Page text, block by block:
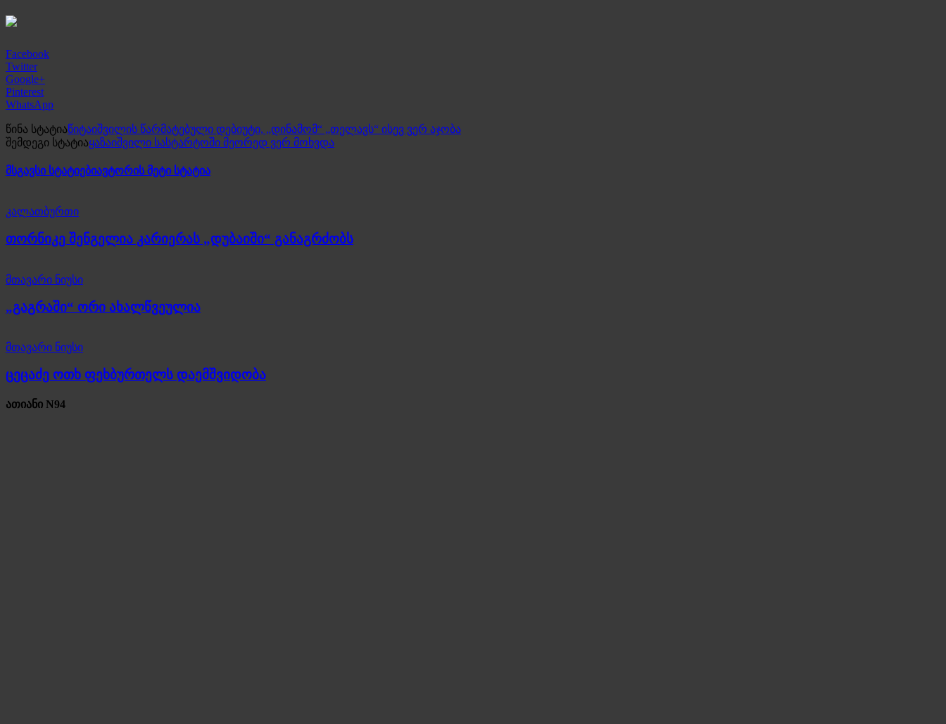
Facebook
Twitter
Google+
Pinterest
WhatsApp
წინა სტატიაწიტაიშვილის წარმატებული დებიუტი, „დინამომ“ „თელავს“ ისევ ვერ აჯობა
შემდეგი სტატიაყაზაიშვილი სასტარტოში მეორედ ვერ მოხვდა
მსგავსი სტატიებიავტორის მეტი სტატია
კალათბურთი
თორნიკე შენგელია კარიერას „დუბაიში“ განაგრძობს
მთავარი ნიუსი
„გაგრაში“ ორი ახალწვეულია
მთავარი ნიუსი
ცეცაძე ოთხ ფეხბურთელს დაემშვიდობა
ათიანი N94